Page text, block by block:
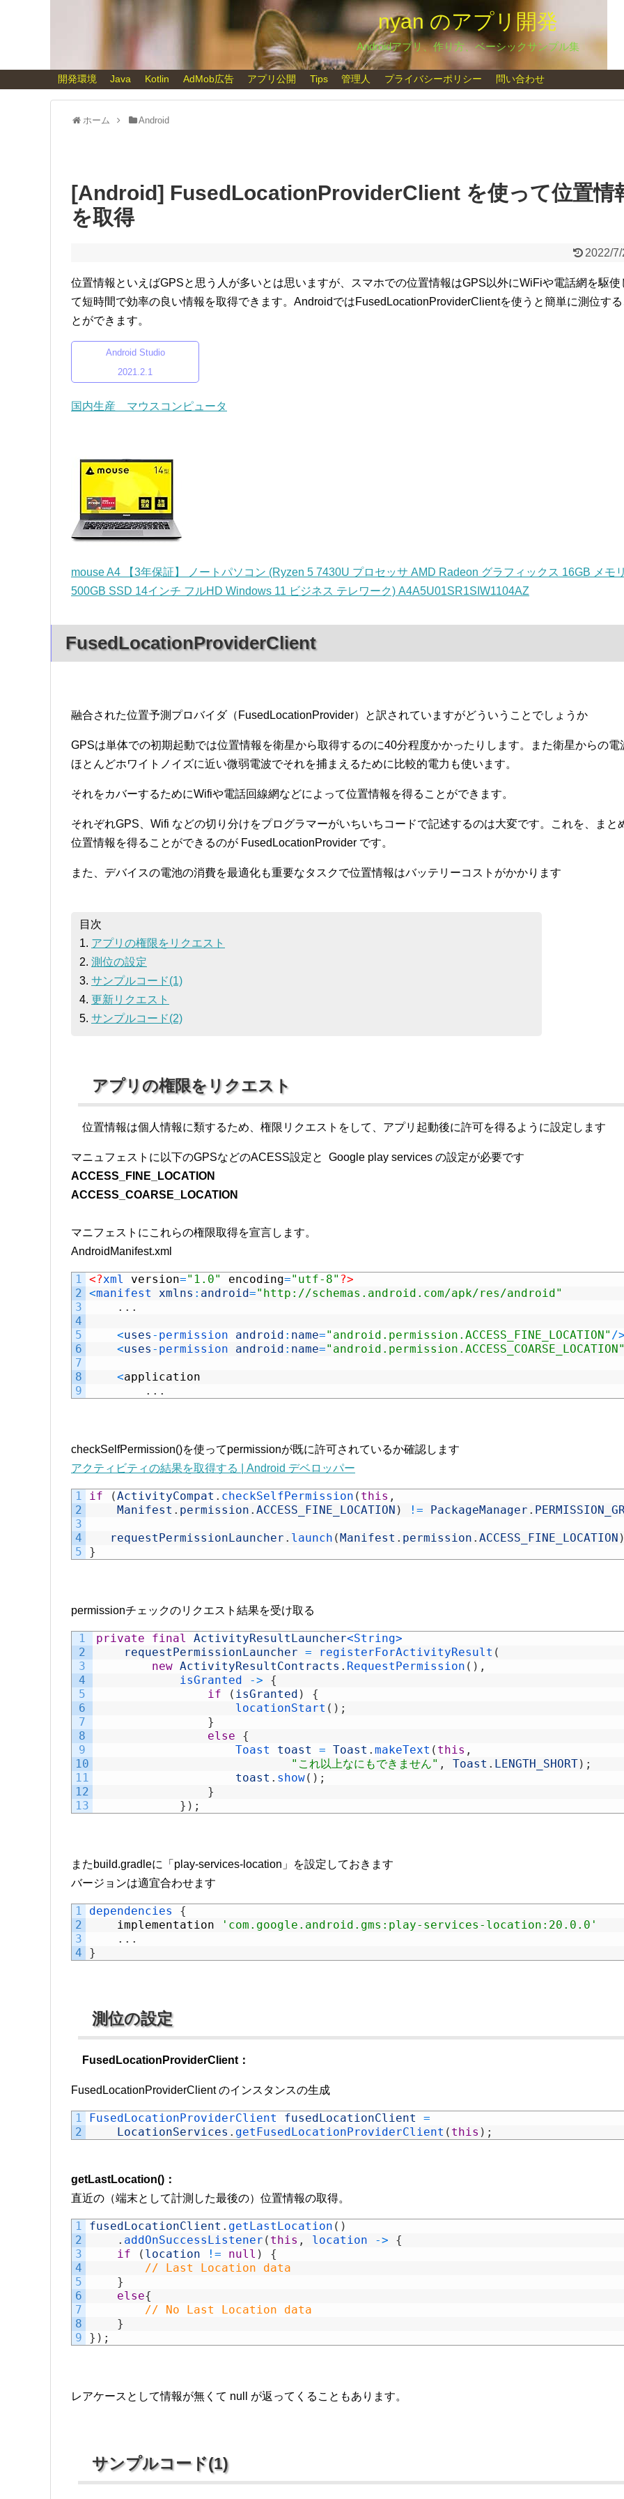
nyan のアプリ開発
Androidアプリ、作り方、ベーシックサンプル集
開発環境 Java Kotlin AdMob広告 アプリ公開 Tips 管理人 プライバシーポリシー 問い合わせ
ホーム Android
[Android] FusedLocationProviderClient を使って位置情
を取得
2022/
位置情報といえばGPSと思う人が多いとは思いますが、スマホでの位置情報はGPS以外にWiFiや電話網を駆使
て短時間で効率の良い情報を取得できます。AndroidではFusedLocationProviderClientを使うと簡単に測位する
とができます。
Android Studio
2021.2.1
国内生産 マウスコンピュータ
mouse A4 【3年保証】 ノートパソコン (Ryzen 5 7430U プロセッサ AMD Radeon グラフィックス 16GB メモリ
500GB SSD 14インチ フルHD Windows 11 ビジネス テレワーク) A4A5U01SR1SIW1104AZ
FusedLocationProviderClient
融合された位置予測プロバイダ（FusedLocationProvider）と訳されていますがどういうことでしょうか
GPSは単体での初期起動では位置情報を衛星から取得するのに40分程度かかったりします。また衛星からの電
ほとんどホワイトノイズに近い微弱電波でそれを捕まえるために比較的電力も使います。
それをカバーするためにWifiや電話回線網などによって位置情報を得ることができます。
それぞれGPS、Wifi などの切り分けをプログラマーがいちいちコードで記述するのは大変です。これを、まと
位置情報を得ることができるのが FusedLocationProvider です。
また、デバイスの電池の消費を最適化も重要なタスクで位置情報はバッテリーコストがかかります
目次
1. アプリの権限をリクエスト
2. 測位の設定
3. サンプルコード(1)
4. 更新リクエスト
5. サンプルコード(2)
アプリの権限をリクエスト
位置情報は個人情報に類するため、権限リクエストをして、 アプリ起動後に許可を得るように設定します
マニュフェストに以下のGPSなどのACESS設定と Google play services の設定が必要です
ACCESS_FINE_LOCATION
ACCESS_COARSE_LOCATION
マニフェストにこれらの権限取得を宣言します。
AndroidManifest.xml
1
2
3
4
5
6
7
8
9
<?xml version="1.0" encoding="utf-8" ?>
<manifest xmlns : android="http://schemas.android.com/apk/res/android"
. . .
<uses - permission android : name="android.permission.ACCESS_FINE_LOCATION" />
<uses - permission android : name="android.permission.ACCESS_COARSE_LOCATION"
<application
. . .
checkSelfPermission()を使ってpermissionが既に許可されているか確認します
アクティビティの結果を取得する | Android デベロッパー
1
2
3
4
5
if (ActivityCompat . checkSelfPermission ( this ,
Manifest . permission . ACCESS_FINE_LOCATION ) != PackageManager .
requestPermissionLauncher . launch ( Manifest . permission . ACCESS_FINE_LOCATION )
}
permissionチェックのリクエスト結果を受け取る
1
2
3
4
5
6
7
8
9
10
11
12
13
private final ActivityResultLauncher<String>
requestPermissionLauncher = registerForActivityResult (
new ActivityResultContracts . RequestPermission ( ) ,
isGranted
->
{
if
( isGranted )
{
locationStart ( ) ;
}
else
{
Toast toast = Toast . makeText ( this ,
"これ以上なにもできません" , Toast . LENGTH_SHORT) ;
toast . show( ) ;
}
} ) ;
またbuild.gradleに「play-services-location」を設定しておきます
バージョンは適宜合わせます
1
2
3
4
dependencies
{
implementation
'com.google.android.gms:play-services-location:20.0.0'
. . .
}
測位の設定
FusedLocationProviderClient：
FusedLocationProviderClient のインスタンスの生成
1
2
FusedLocationProviderClient fusedLocationClient
=
LocationServices . getFusedLocationProviderClient ( this ) ;
getLastLocation()：
直近の（端末として計測した最後の）位置情報の取得。
1
2
3
4
5
6
7
8
9
fusedLocationClient . getLastLocation ( )
. addOnSuccessListener ( this , location ->
{
if
( location != null )
{
// Last Location data
}
else{
// No Last Location data
}
} ) ;
レアケースとして情報が無くて null が返ってくることもあります。
サンプルコード(1)